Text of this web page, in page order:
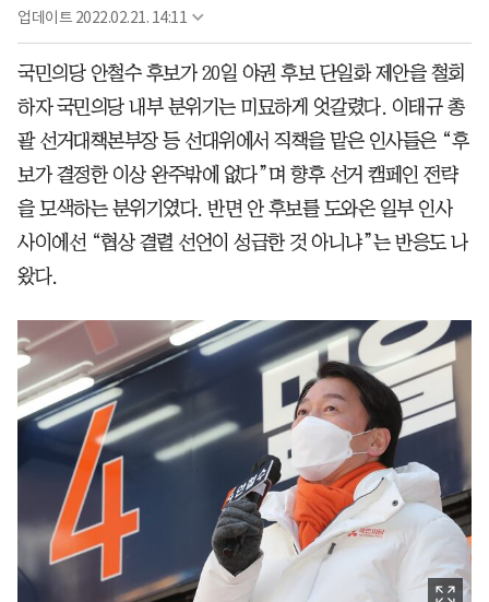
업데이트 2022.02.21. 14:11
국민의당 안철수 후보가 20일 야권 후보 단일화 제안을 철회
하자 국민의당 내부 분위기는 미묘하게 엇갈렸다. 이태규 총
괄 선거대책본부장 등 선대위에서 직책을 맡은 인사들은 “후
보가 결정한 이상 완주밖에 없다”며 향후 선거 캠페인 전략
을 모색하는 분위기였다. 반면 안 후보를 도와온 일부 인사
사이에선 “협상 결렬 선언이 성급한 것 아니냐”는 반응도 나
왔다.